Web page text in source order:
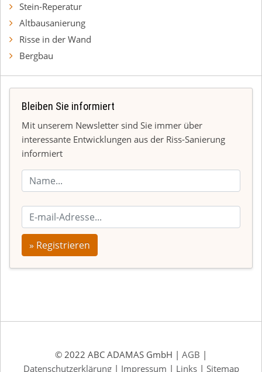
Stein-Reperatur
Altbausanierung
Risse in der Wand
Bergbau
Bleiben Sie informiert
Mit unserem Newsletter sind Sie immer über
interessante Entwicklungen aus der Riss-Sanierung
informiert
» Registrieren
© 2022 ABC ADAMAS GmbH | AGB |
Datenschutzerklärung| Impressum | Links| Sitemap